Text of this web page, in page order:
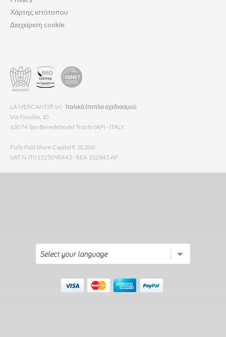
Χάρτης ιστότοπου
Διαχείριση cookie
LA MERCANTI® Srl - Ιταλικά έπιπλα σχεδιασμού
Via Pasubio, 10
63074 San Benedetto del Tronto (AP) - ITALY
Fully Paid Share Capital € 10.200
VAT N. IT01525090443 - REA 152843 AP